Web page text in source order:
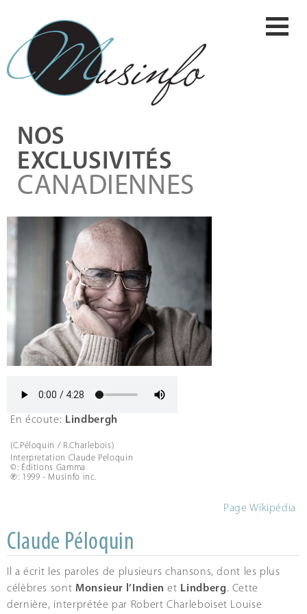
NOS
EXCLUSIVITÉS
CANADIENNES
En écoute: Lindbergh
(C.Péloquin / R.Charlebois)
Interpretation Claude Peloquin
©: Éditions Gamma
℗: 1999 - Musinfo inc.
Page Wikipédia
Claude Péloquin
Il a écrit les paroles de plusieurs chansons, dont les plus
célèbres sont Monsieur l’Indien et Lindberg. Cette
dernière, interprétée par Robert Charleboiset Louise